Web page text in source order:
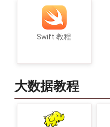
Swift 教程
大数据教程